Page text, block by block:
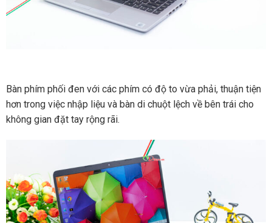
Bàn phím phối đen với các phím có độ to vừa phải, thuận tiện
hơn trong việc nhập liệu và bàn di chuột lệch về bên trái cho
không gian đặt tay rộng rãi.